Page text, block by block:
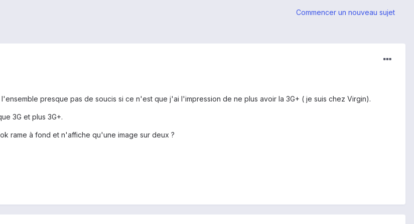
Commencer un nouveau sujet
presque pas de soucis si ce n'est que j'ai l'impression de ne plus avoir la 3G+ ( je suis chez Virgin).
3G et plus 3G+.
rame à fond et n'affiche qu'une image sur deux ?